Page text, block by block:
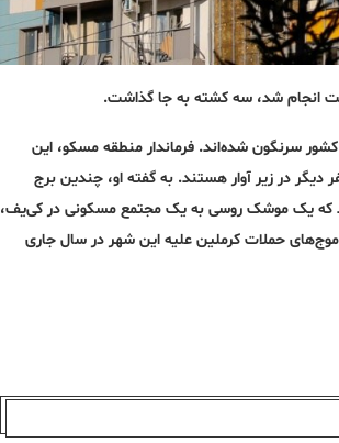
که از شب گذشته تاکنون بیش از هزار پهپاد در دست‌کم ۱۲ منطقه این کشور سرنگون شده‌اند. فرماندار منطقه مسکو، این
در زیر آوار هستند. به گفته او، چندین برج
که یک موشک روسی به یک مجتمع مسکونی در کی‌یف،
سنگین‌ترین موج‌های حملات کرملین علیه این شهر در سال جاری